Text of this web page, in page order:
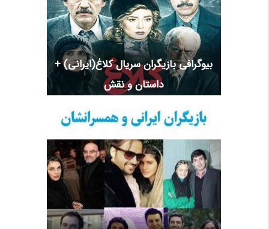
بیوگرافی بازیگران سریال کلاغ(ایرانی) +
داستان و نقش